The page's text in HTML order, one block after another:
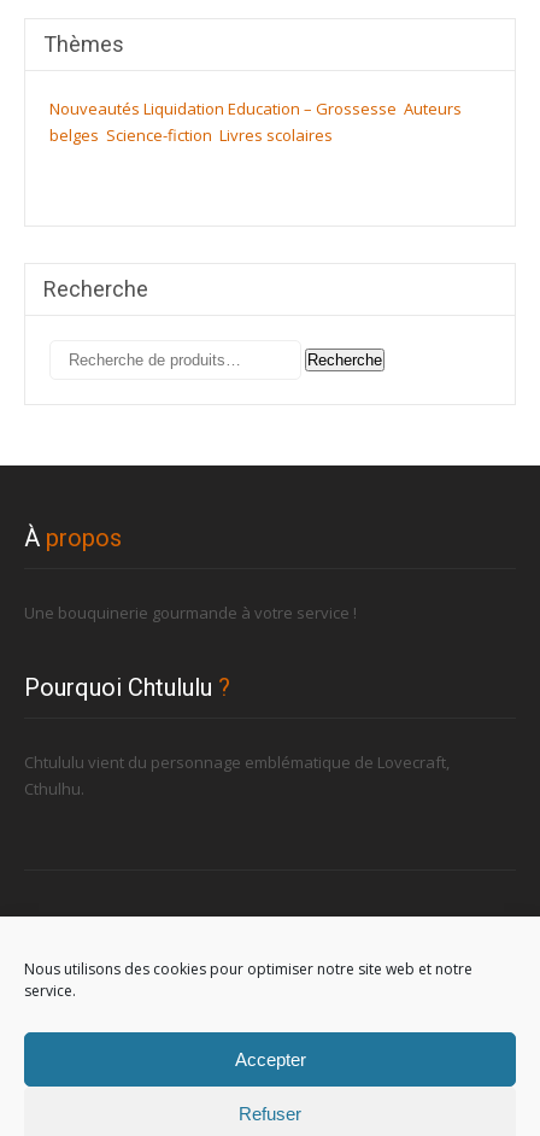
Nous utilisons des cookies pour optimiser notre site web et notre
service.
Accepter
Refuser
Thèmes
Nouveautés Liquidation Education – Grossesse Auteurs
belges Science-fiction Livres scolaires
Recherche
Recherche
Recherche
À propos
Une bouquinerie gourmande à votre service !
Pourquoi Chtululu ?
Chtululu vient du personnage emblématique de Lovecraft,
Cthulhu.